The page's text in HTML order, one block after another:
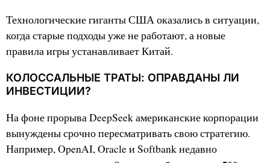
Технологические гиганты США оказались в ситуации,
когда старые подходы уже не работают, а новые
правила игры устанавливает Китай.
КОЛОССАЛЬНЫЕ ТРАТЫ: ОПРАВДАНЫ ЛИ
ИНВЕСТИЦИИ?
На фоне прорыва DeepSeek американские корпорации
вынуждены срочно пересматривать свою стратегию.
Например, OpenAI, Oracle и Softbank недавно